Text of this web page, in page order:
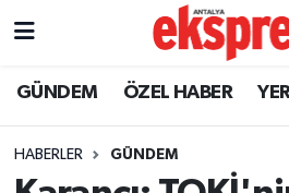
GÜNDEM ÖZEL HABER
HABERLER GÜNDEM
ÖZEL HABER
Nöbetçi Eczaneler